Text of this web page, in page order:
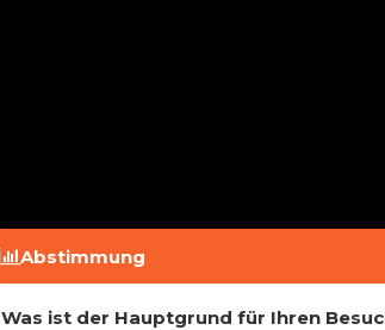
Abstimmung
Was ist der Hauptgrund für Ihren